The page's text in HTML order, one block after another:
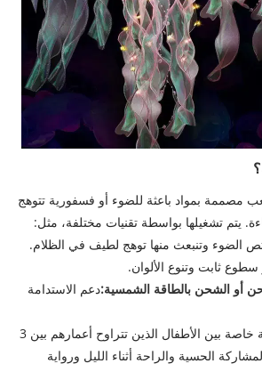
مصممة بمواد باعثة للضوء أو فسفورية تتوهج
يتم تشغيلها بواسطة تقنيات مختلفة، مثل:
الضوء وتنبعث منها توهج لطيف في الظلام.
سطوع ثابت وتنوع الألوان.
أو الشحن بالطاقة الشمسية:دعم الاستدامة
تحظى هذه الألعاب بشعبية خاصة بين الأطفال الذين تتراوح أعمارهم بين 3
المشاركة الحسية والراحة أثناء الليل ورواية